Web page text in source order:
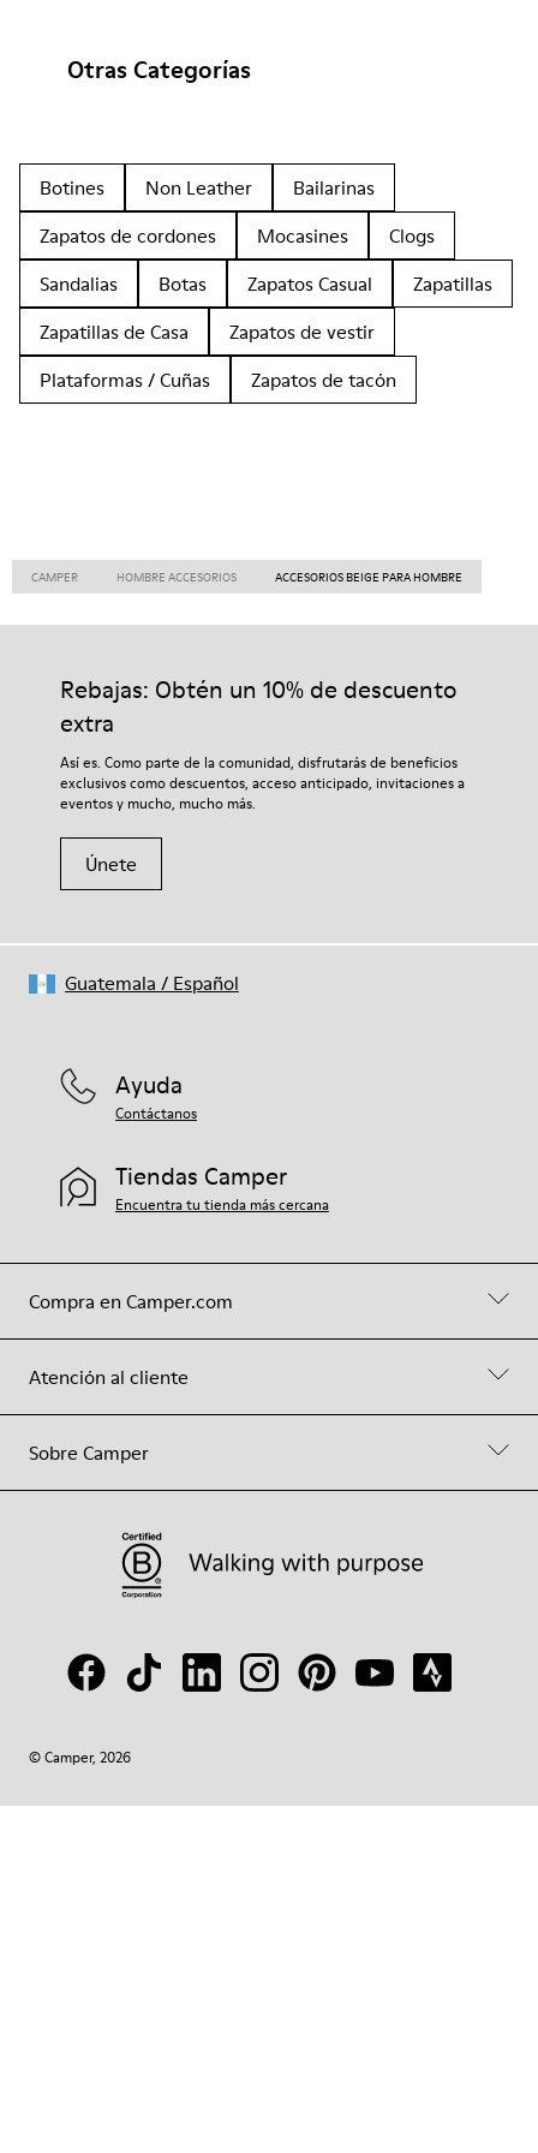
Otras Categorías
Botines Non Leather
Bailarinas
Zapatos de cordones
Mocasines
Clogs
Sandalias
Botas Zapatos Casual
Zapatillas
Zapatillas de Casa
Zapatos de vestir
Plataformas / Cuñas
Zapatos de tacón
CAMPER HOMBRE ACCESORIOS ACCESORIOS BEIGE PARA HOMBRE
Rebajas: Obtén un 10% de descuento
extra
Así es. Como parte de la comunidad, disfrutarás de beneficios
exclusivos como descuentos, acceso anticipado, invitaciones a
eventos y mucho, mucho más.
Únete
Compra en Camper.com
Atención al cliente
Sobre Camper
Ayuda
Contáctanos
Tiendas Camper
Encuentra tu tienda más cercana
© Camper, 2026
Guatemala / Español